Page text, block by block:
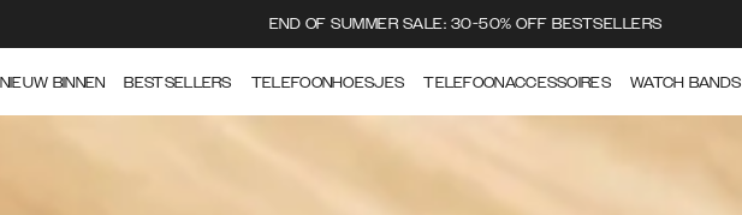
END OF SUMMER SALE: 30-50% OFF BESTSELLERS
NIEUW BINNEN BESTSELLERS TELEFOONHOESJES TELEFOONACCESSOIRES WATCH BANDS